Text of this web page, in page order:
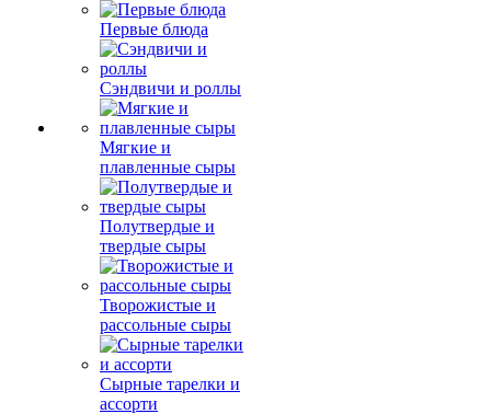
Первые блюда
Сэндвичи и роллы
Мягкие и
плавленные сыры
Полутвердые и
твердые сыры
Творожистые и
рассольные сыры
Сырные тарелки и
ассорти